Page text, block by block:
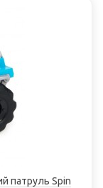
патруль Spin